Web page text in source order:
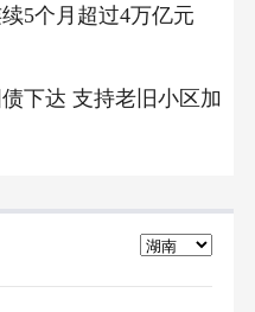
5个月超过4万亿元
下达 支持老旧小区加